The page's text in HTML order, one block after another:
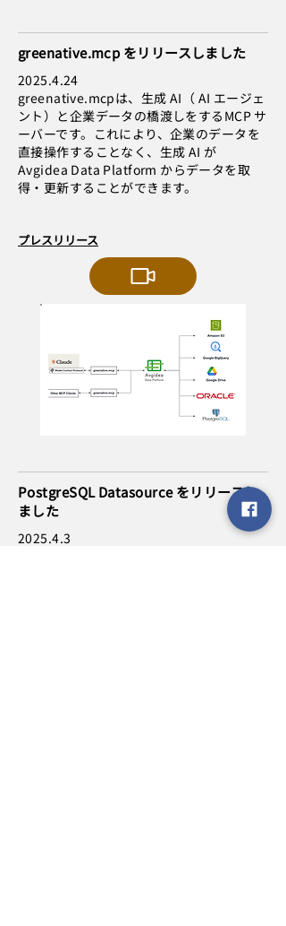
greenative.mcp をリリースしました
2025.4.24
greenative.mcpは、生成 AI（ AI エージェ
ント）と企業データの橋渡しをするMCP サ
ーバーです。これにより、企業のデータを
直接操作することなく、生成 AI が
Avgidea Data Platform からデータを取
得・更新することができます。
プレスリリース
PostgreSQL Datasource をリリースし
ました
2025.4.3